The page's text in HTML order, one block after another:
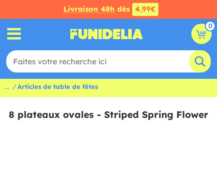
Livraison 48h dès 4,99€
0
... Articles de table de fêtes
8 plateaux ovales - Striped Spring Flower